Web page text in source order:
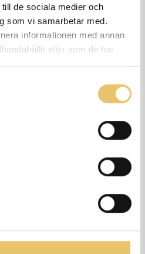
de sociala medier och
som vi samarbetar med.
informationen med annan
eller som de har
Vi erbjuder kurser,
friskvård och
instruktörer/lärare och erfarna
drygt 2500kvm lokalyta som
hundsim. Vi driver även 5
Alingsås. Utöver det har vi